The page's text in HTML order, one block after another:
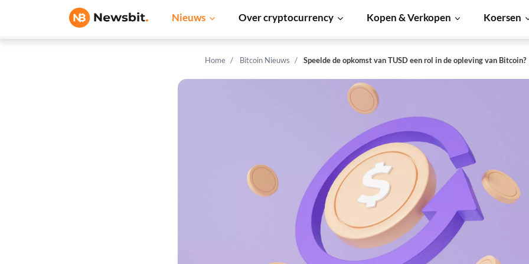
Nieuws Over cryptocurrency Kopen & Verkopen Koersen
Home Bitcoin Nieuws Speelde de opkomst van TUSD een rol in de opleving van Bitcoin?